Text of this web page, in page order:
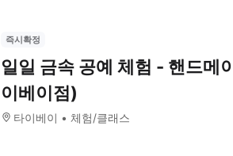
즉시확정
일일 금속 공예 체험 - 핸드메
이베이점)
타이베이 체험/클래스